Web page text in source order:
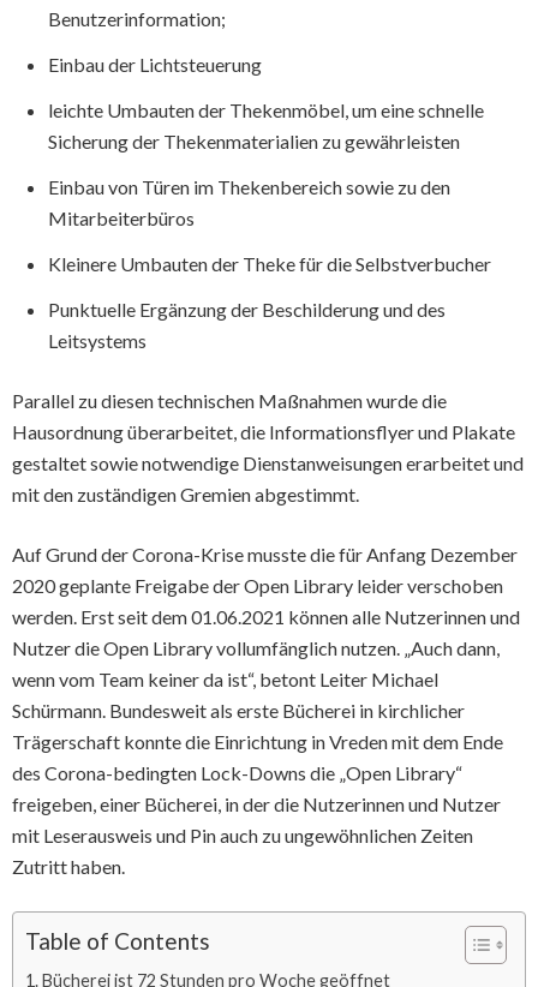
Benutzerinformation;
Einbau der Lichtsteuerung
leichte Umbauten der Thekenmöbel, um eine schnelle
Sicherung der Thekenmaterialien zu gewährleisten
Einbau von Türen im Thekenbereich sowie zu den
Mitarbeiterbüros
Kleinere Umbauten der Theke für die Selbstverbucher
Punktuelle Ergänzung der Beschilderung und des
Leitsystems
Parallel zu diesen technischen Maßnahmen wurde die
Hausordnung überarbeitet, die Informationsflyer und Plakate
gestaltet sowie notwendige Dienstanweisungen erarbeitet und
mit den zuständigen Gremien abgestimmt.
Auf Grund der Corona-Krise musste die für Anfang Dezember
2020 geplante Freigabe der Open Library leider verschoben
werden. Erst seit dem 01.06.2021 können alle Nutzerinnen und
Nutzer die Open Library vollumfänglich nutzen. „Auch dann,
wenn vom Team keiner da ist“, betont Leiter Michael
Schürmann. Bundesweit als erste Bücherei in kirchlicher
Trägerschaft konnte die Einrichtung in Vreden mit dem Ende
des Corona-bedingten Lock-Downs die „Open Library“
freigeben, einer Bücherei, in der die Nutzerinnen und Nutzer
mit Leserausweis und Pin auch zu ungewöhnlichen Zeiten
Zutritt haben.
Table of Contents
Bücherei ist 72 Stunden pro Woche geöffnet